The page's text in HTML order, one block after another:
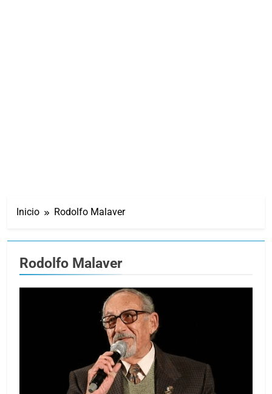
Inicio Rodolfo Malaver
Rodolfo Malaver